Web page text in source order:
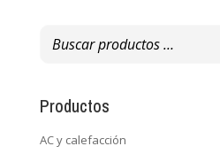
Productos
AC y calefacción